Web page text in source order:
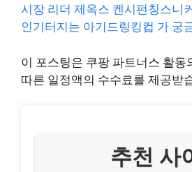
시장 리더 제옥스 켄시펀칭스니
인기터지는 아기드링킹컵 가 궁
이 포스팅은 쿠팡 파트너스 활동
따른 일정액의 수수료를 제공받
추천 사